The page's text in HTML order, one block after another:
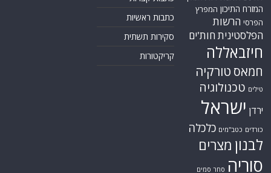
המזרח התיכון המפרץ
הפרסי הרשות
הפלסטיניתחות'ים
חיזבאללה
חמאס טורקיה
טילים טכנולוגיה
ירדן ישראל
כורדים כטב"מים כלכלה
לבנון מצרים
סוריה סחר סמים
כתבות ראשיות
סקירות תשתית
קריקטורות